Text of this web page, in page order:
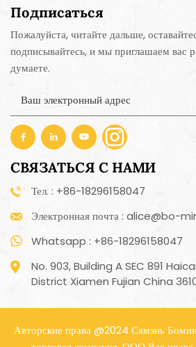
Подписаться
Пожалуйста, читайте дальше,
подписывайтесь, и мы приглашаем вас
думаете.
СВЯЗАТЬСЯ С НАМИ
Тел. : +86-18296158047
Электронная почта : alice@bo-
Whatsapp : +86-18296158047
No. 903, Building A SEC 891
District Xiamen Fujian China
Авторские права @2024 Сямэнь